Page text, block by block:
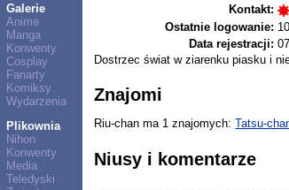
Galerie
Anime
Manga
Konwenty
Cosplay
Fanarty
Komiksy
Wydarzenia
Plikownia
Nihon
Konwenty
Media
Teledyski
Kontakt:
Ostatnie logowanie:
Data rejestracji:
Dostrzec świat w ziarenku piasku i
Znajomi
Riu-chan ma 1 znajomych:Tatsu-
Niusy i komentarze